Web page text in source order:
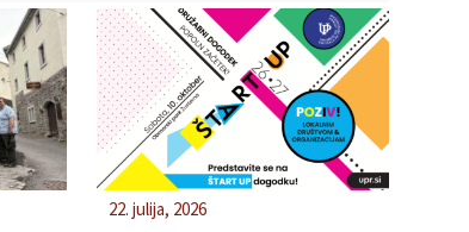
22. julija, 2026